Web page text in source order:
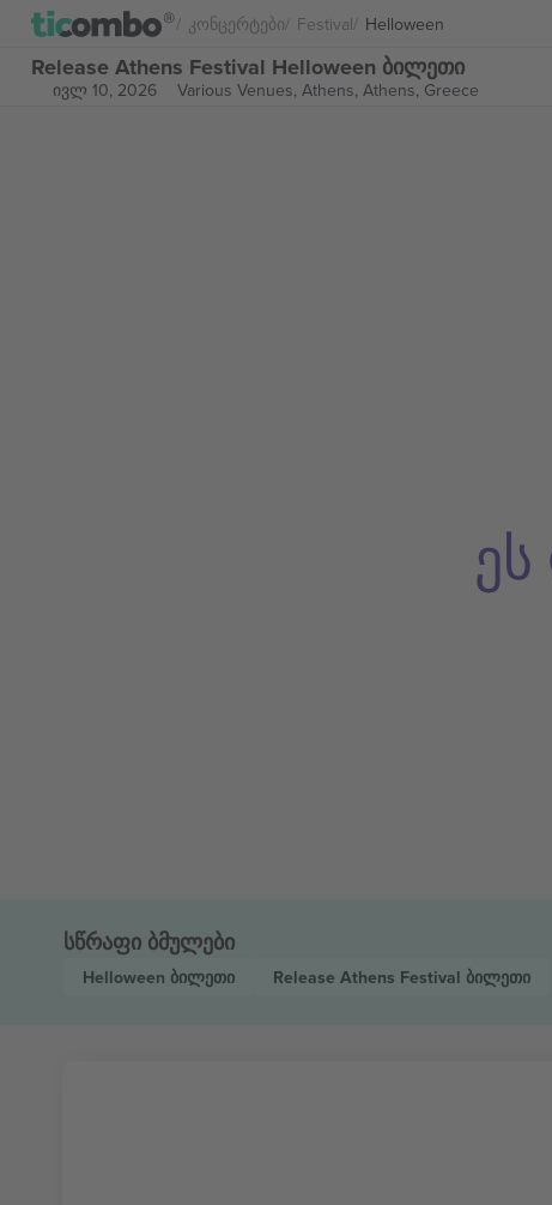
Კონცერტები Festival Helloween
Release Athens Festival Helloween ბილეთი
ივლ 10, 2026 Various Venues, Athens, Athens, Greece
სწრაფი ბმულები
Helloween ბილეთი Release Athens Festival ბილეთი